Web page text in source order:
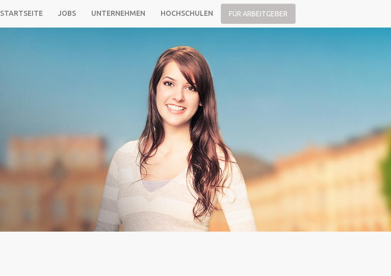
STARTSEITE JOBS UNTERNEHMEN HOCHSCHULEN FÜR ARBEITGEBER